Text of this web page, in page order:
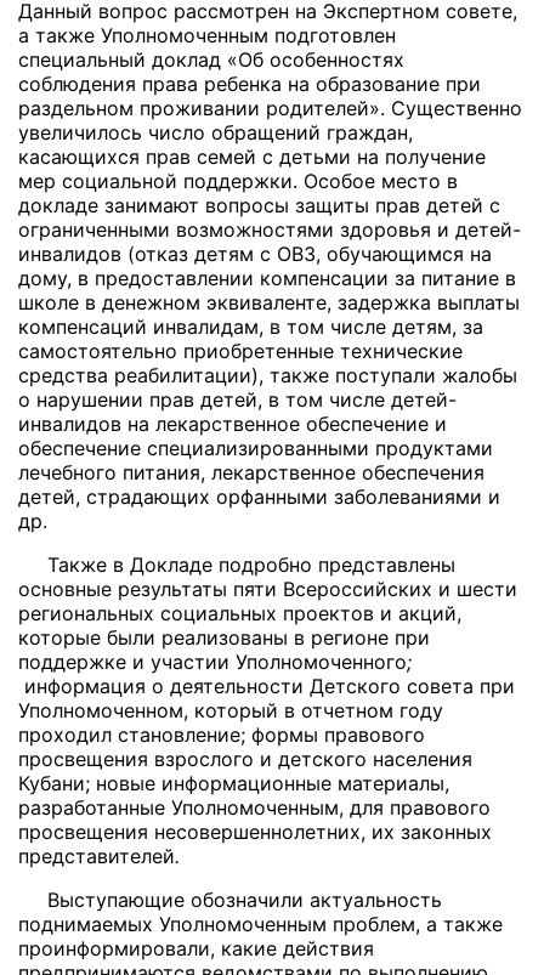
Данный вопрос рассмотрен на Экспертном совете,
а также Уполномоченным подготовлен
специальный доклад «Об особенностях
соблюдения права ребенка на образование при
раздельном проживании родителей». Существенно
увеличилось число обращений граждан,
касающихся прав семей с детьми на получение
мер социальной поддержки. Особое место в
докладе занимают вопросы защиты прав детей с
ограниченными возможностями здоровья и детей-
инвалидов (отказ детям с ОВЗ, обучающимся на
дому, в предоставлении компенсации за питание в
школе в денежном эквиваленте, задержка выплаты
компенсаций инвалидам, в том числе детям, за
самостоятельно приобретенные технические
средства реабилитации), также поступали жалобы
о нарушении прав детей, в том числе детей-
инвалидов на лекарственное обеспечение и
обеспечение специализированными продуктами
лечебного питания, лекарственное обеспечения
детей, страдающих орфанными заболеваниями и
др.
Также в Докладе подробно представлены
основные результаты пяти Всероссийских и шести
региональных социальных проектов и акций,
которые были реализованы в регионе при
поддержке и участии Уполномоченного;
информация о деятельности Детского совета при
Уполномоченном, который в отчетном году
проходил становление; формы правового
просвещения взрослого и детского населения
Кубани; новые информационные материалы,
разработанные Уполномоченным, для правового
просвещения несовершеннолетних, их законных
представителей.
Выступающие обозначили актуальность
поднимаемых Уполномоченным проблем, а также
проинформировали, какие действия